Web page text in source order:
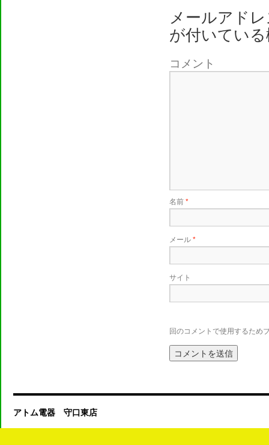
メールアド
が付いてい
コメント
名前*
メール*
サイト
回のコメントで使用するため
アトム電器 守口東店